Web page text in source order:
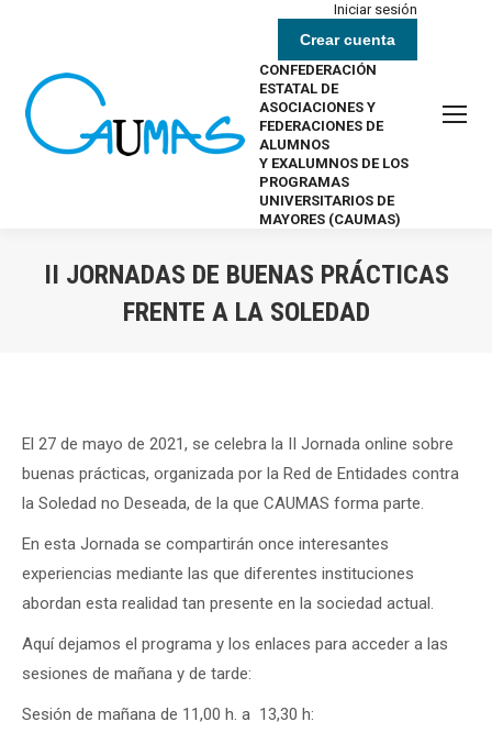
Iniciar sesión
Crear cuenta
CONFEDERACIÓN
ESTATAL DE
ASOCIACIONES Y
FEDERACIONES DE
ALUMNOS
Y EXALUMNOS DE LOS
PROGRAMAS
UNIVERSITARIOS DE
MAYORES (CAUMAS)
II JORNADAS DE BUENAS PRÁCTICAS
FRENTE A LA SOLEDAD
El 27 de mayo de 2021, se celebra la II Jornada online sobre
buenas prácticas, organizada por la Red de Entidades contra
la Soledad no Deseada, de la que CAUMAS forma parte.
En esta Jornada se compartirán once interesantes
experiencias mediante las que diferentes instituciones
abordan esta realidad tan presente en la sociedad actual.
Aquí dejamos el programa y los enlaces para acceder a las
sesiones de mañana y de tarde:
Sesión de mañana de 11,00 h. a 13,30 h: